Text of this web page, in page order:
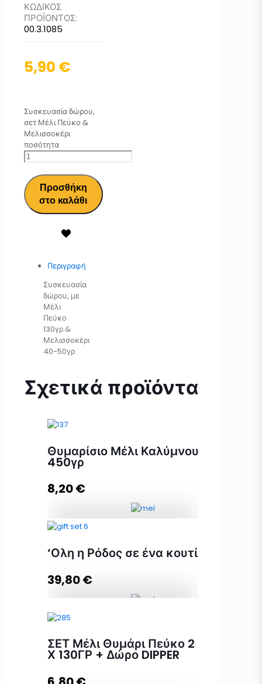
ΚΩΔΙΚΟΣ
ΠΡΟΪΟΝΤΟΣ:
00.3.1085
5,90 €
Συσκευασία δώρου,
σετ Μέλι Πεύκο &
Μελισσοκέρι
ποσότητα
Προσθήκη
στο καλάθι
Περιγραφή
Συσκευασία
δώρου, με
Μέλι
Πεύκο
130γρ &
Μελισσοκέρι
40-50γρ
Σχετικά προϊόντα
Θυμαρίσιο Μέλι Καλύμνου
450γρ
8,20€
ποσότητα
Προσθήκη στο καλάθι
‘Ολη η Ρόδος σε ένα κουτί
39,80€
'Ολη η Ρόδος σε ένα κουτί
ΣΕΤ Μέλι Θυμάρι Πεύκο 2
Χ 130ΓΡ + Δώρο DIPPER